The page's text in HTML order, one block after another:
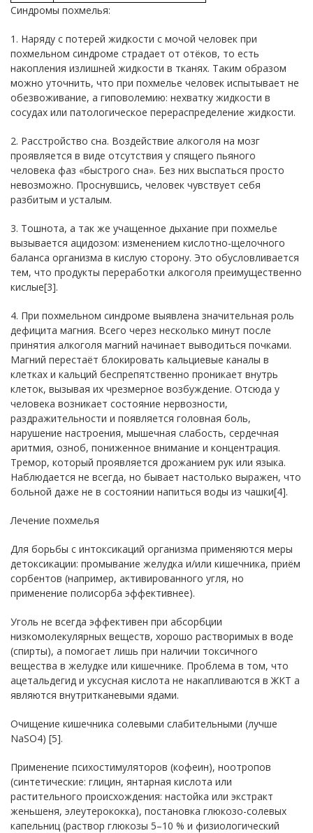
Синдромы похмелья:
1. Наряду с потерей жидкости с мочой человек при
похмельном синдроме страдает от отёков, то есть
накопления излишней жидкости в тканях. Таким образом
можно уточнить, что при похмелье человек испытывает не
обезвоживание, а гиповолемию: нехватку жидкости в
сосудах или патологическое перераспределение жидкости.
2. Расстройство сна. Воздействие алкоголя на мозг
проявляется в виде отсутствия у спящего пьяного
человека фаз «быстрого сна». Без них выспаться просто
невозможно. Проснувшись, человек чувствует себя
разбитым и усталым.
3. Тошнота, а так же учащенное дыхание при похмелье
вызывается ацидозом: изменением кислотно-щелочного
баланса организма в кислую сторону. Это обусловливается
тем, что продукты переработки алкоголя преимущественно
кислые[3].
4. При похмельном синдроме выявлена значительная роль
дефицита магния. Всего через несколько минут после
принятия алкоголя магний начинает выводиться почками.
Магний перестаёт блокировать кальциевые каналы в
клетках и кальций беспрепятственно проникает внутрь
клеток, вызывая их чрезмерное возбуждение. Отсюда у
человека возникает состояние нервозности,
раздражительности и появляется головная боль,
нарушение настроения, мышечная слабость, сердечная
аритмия, озноб, пониженное внимание и концентрация.
Тремор, который проявляется дрожанием рук или языка.
Наблюдается не всегда, но бывает настолько выражен, что
больной даже не в состоянии напиться воды из чашки[4].
Лечение похмелья
Для борьбы с интоксикаций организма применяются меры
детоксикации: промывание желудка и/или кишечника, приём
сорбентов (например, активированного угля, но
применение полисорба эффективнее).
Уголь не всегда эффективен при абсорбции
низкомолекулярных веществ, хорошо растворимых в воде
(спирты), а помогает лишь при наличии токсичного
вещества в желудке или кишечнике. Проблема в том, что
ацетальдегид и уксусная кислота не накапливаются в ЖКТ а
являются внутритканевыми ядами.
Очищение кишечника солевыми слабительными (лучше
NaSO4) [5].
Применение психостимуляторов (кофеин), ноотропов
(синтетические: глицин, янтарная кислота или
растительного происхождения: настойка или экстракт
женьшеня, элеутерококка), постановка глюкозо-солевых
капельниц (раствор глюкозы 5–10 % и физиологический